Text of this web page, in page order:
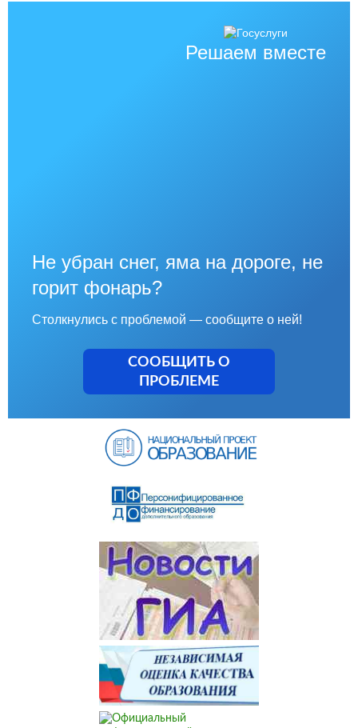
Решаем вместе
Не убран снег, яма на дороге, не
горит фонарь?
Столкнулись с проблемой — сообщите о ней!
СООБЩИТЬ О
ПРОБЛЕМЕ